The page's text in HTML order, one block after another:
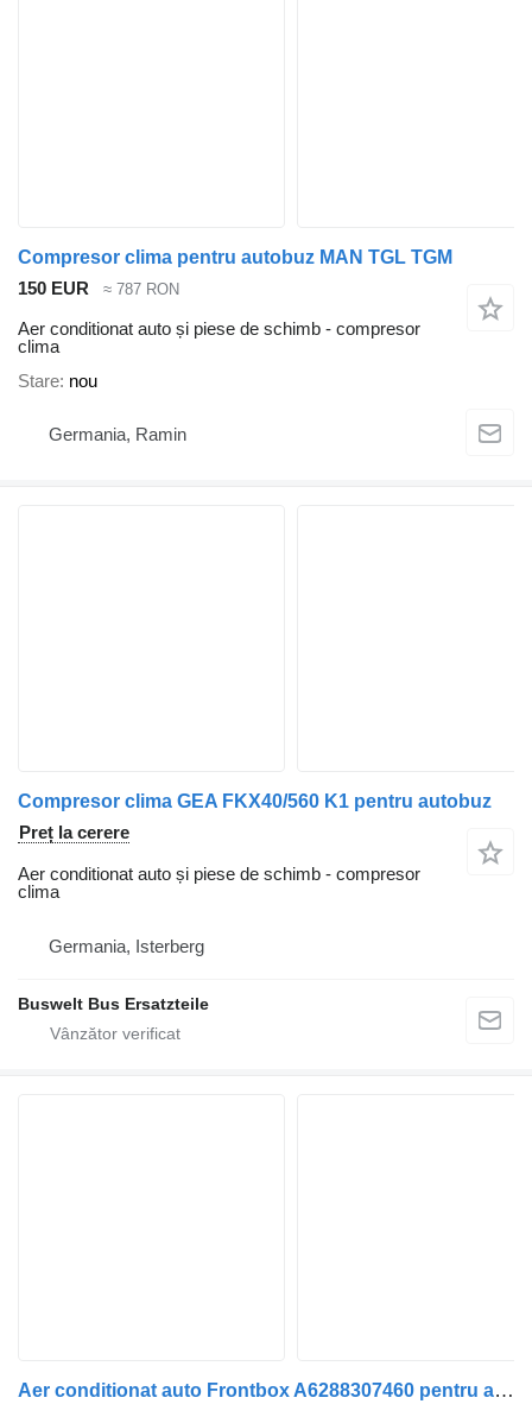
Compresor clima pentru autobuz MAN TGL TGM
150 EUR
≈ 787 RON
Aer conditionat auto și piese de schimb - compresor
clima
Stare nou
Germania, Ramin
Compresor clima GEA FKX40/560 K1 pentru autobuz
Preț la cerere
Aer conditionat auto și piese de schimb - compresor
clima
Germania, Isterberg
Buswelt Bus Ersatzteile
Aer conditionat auto Frontbox A6288307460 pentru autobuz Mercedes-Benz Citaro